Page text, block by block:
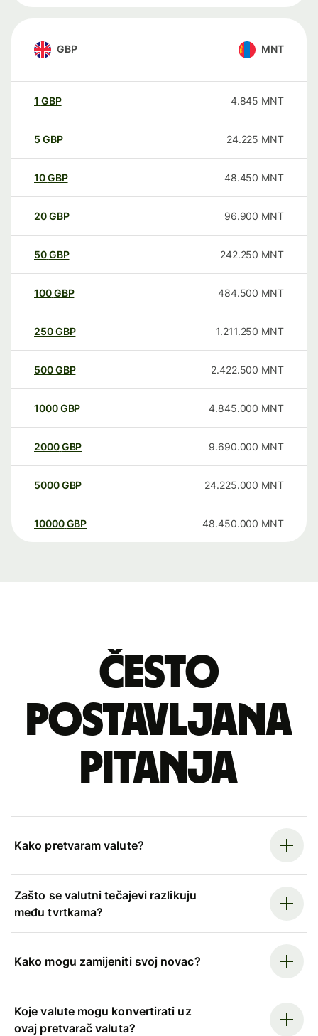
GBP MNT
1 GBP 4.845 MNT
5 GBP 24.225 MNT
10GBP 48.450 MNT
20GBP 96.900 MNT
50GBP 242.250 MNT
100GBP 484.500 MNT
250GBP 1.211.250 MNT
500GBP 2.422.500 MNT
1000GBP 4.845.000 MNT
2000GBP 9.690.000 MNT
5000GBP 24.225.000 MNT
10000 GBP 48.450.000 MNT
Često
postavljana
pitanja
Kako pretvaram valute?
Zašto se valutni tečajevi razlikuju
među tvrtkama?
Kako mogu zamijeniti svoj novac?
Koje valute mogu konvertirati uz
ovaj pretvarač valuta?